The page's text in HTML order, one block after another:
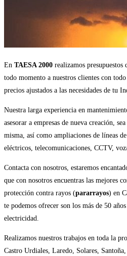
En TAESA 2000 realizamos presupuestos
todo momento a nuestros clientes con
precios ajustados a las necesidades de tu
Nuestra larga experiencia en
asesorar a empresas de nueva creación,
misma, así como ampliaciones de líneas
eléctricos, telecomunicaciones, CCTV,
Contacta con nosotros, estaremos
que con nosotros encuentras las mejores
protección contra rayos (pararrayos) en
te podemos ofrecer son los más de 50
electricidad.
Realizamos nuestros trabajos en toda la
Castro Urdiales, Laredo, Solares,